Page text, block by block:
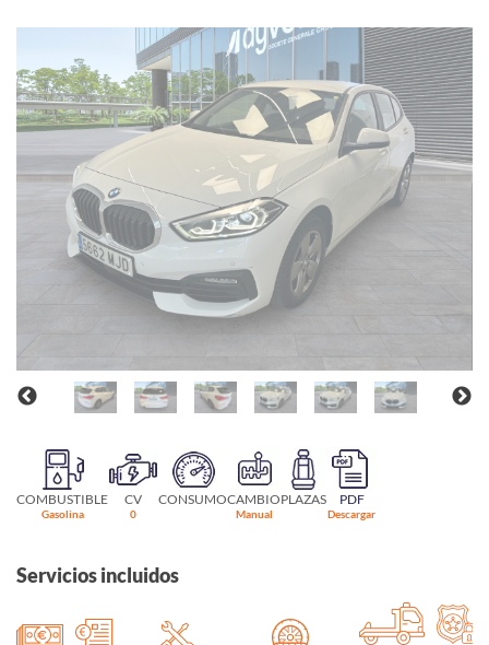
COMBUSTIBLE
Gasolina
CV
0
CONSUMOCAMBIO
Manual
PLAZAS PDF
Descargar
Servicios incluidos